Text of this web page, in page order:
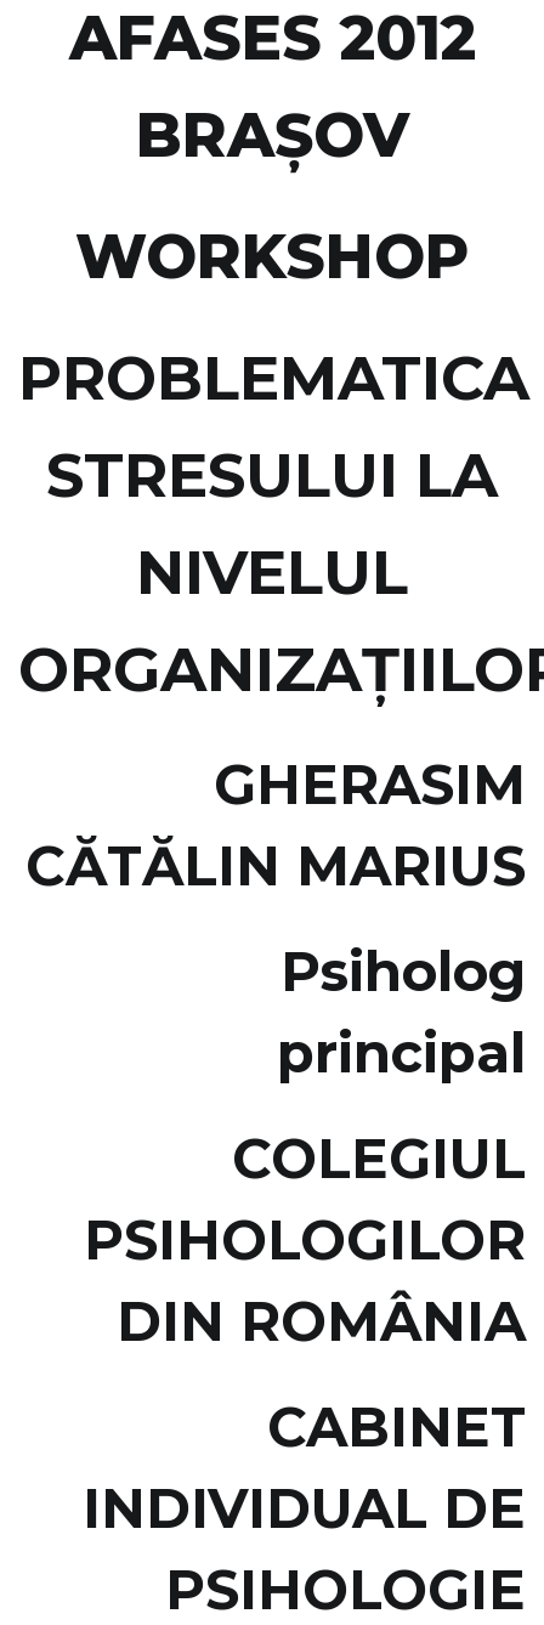
AFASES 2012
BRAŞOV
WORKSHOP
PROBLEMATICA
STRESULUI LA
NIVELUL
GHERASIM
CĂTĂLIN MARIUS
Psiholog
principal
COLEGIUL
PSIHOLOGILOR
DIN ROMÂNIA
CABINET
INDIVIDUAL DE
PSIHOLOGIE